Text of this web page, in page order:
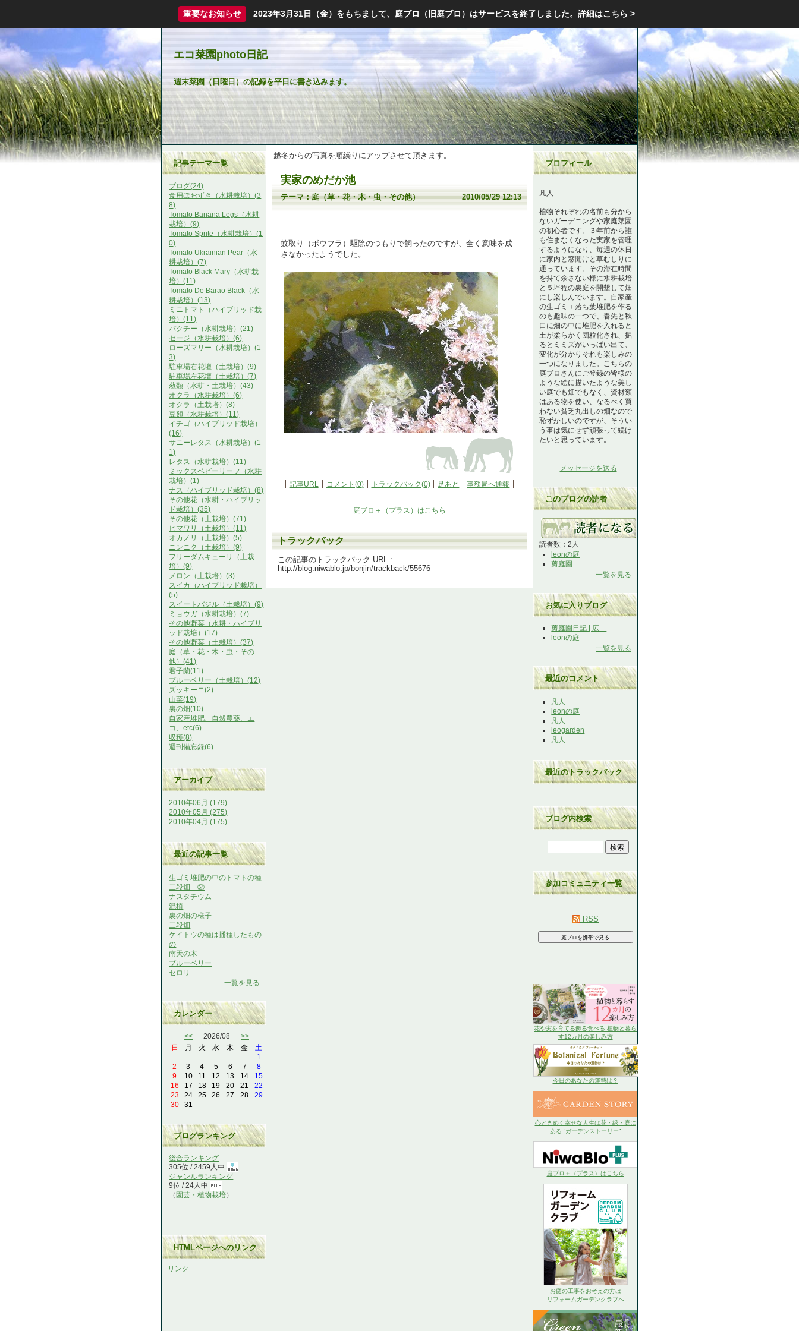
重要なお知らせ 2023年3月31日（金）をもちまして、庭ブロ（旧庭ブロ）はサービスを終了しました。 詳細はこちら >
エコ菜園photo日記
週末菜園（日曜日）の記録を平日に書き込みます。
越冬からの写真を順繰りにアップさせて頂きます。
実家のめだか池
テーマ：庭（草・花・木・虫・その他） 2010/05/29 12:13
蚊取り（ボウフラ）駆除のつもりで飼ったのですが、全く意味を成
さなかったようでした。
記事URL コメント(0) トラックバック(0) 足あと 事務局へ通報
庭ブロ＋（プラス）はこちら
トラックバック
この記事のトラックバック URL :
http://blog.niwablo.jp/bonjin/trackback/55676
記事テーマ一覧
ブログ(24)
食用ほおずき（水耕栽培）(3
8)
Tomato Banana Legs（水耕
栽培）(9)
Tomato Sprite（水耕栽培）(1
0)
Tomato Ukrainian Pear（水
耕栽培）(7)
Tomato Black Mary（水耕栽
培）(11)
Tomato De Barao Black（水
耕栽培）(13)
ミニトマト（ハイブリッド栽
培）(11)
パクチー（水耕栽培）(21)
セージ（水耕栽培）(6)
ローズマリー（水耕栽培）(1
3)
駐車場右花壇（土栽培）(9)
駐車場左花壇（土栽培）(7)
葱類（水耕・土栽培）(43)
オクラ（水耕栽培）(6)
オクラ（土栽培）(8)
豆類（水耕栽培）(11)
イチゴ（ハイブリッド栽培）
(16)
サニーレタス（水耕栽培）(1
1)
レタス（水耕栽培）(11)
ミックスベビーリーフ（水耕
栽培）(1)
ナス（ハイブリッド栽培）(8)
その他花（水耕・ハイブリッ
ド栽培）(35)
その他花（土栽培）(71)
ヒマワリ（土栽培）(11)
オカノリ（土栽培）(5)
ニンニク（土栽培）(9)
フリーダムキューリ（土栽
培）(9)
メロン（土栽培）(3)
スイカ（ハイブリッド栽培）
(5)
スイートバジル（土栽培）(9)
ミョウガ（水耕栽培）(7)
その他野菜（水耕・ハイブリ
ッド栽培）(17)
その他野菜（土栽培）(37)
庭（草・花・木・虫・その
他）(41)
君子蘭(11)
ブルーベリー（土栽培）(12)
ズッキーニ(2)
山菜(19)
裏の畑(10)
自家産堆肥、自然農薬、エ
コ、etc(6)
収穫(8)
週刊備忘録(6)
アーカイブ
2010年06月 (179)
2010年05月 (275)
2010年04月 (175)
最近の記事一覧
生ゴミ堆肥の中のトマトの種
二段畑 ②
ナスタチウム
混植
裏の畑の様子
二段畑
ケイトウの種は播種したもの
の
南天の木
ブルーベリー
セロリ
一覧を見る
カレンダー
<< 2026/08 >>
日
月 火 水 木 金
土
1
2
3 4 5 6 7
8
9
10 11 12 13 14
15
16
17 18 19 20 21
22
23
24 25 26 27 28
29
30
31
ブログランキング
総合ランキング
305位 / 2459人中
ジャンルランキング
9位 / 24人中
（ 園芸・植物栽培）
HTMLページへのリンク
リンク
プロフィール
凡人
植物それぞれの名前も分から
ないガーデニングや家庭菜園
の初心者です。３年前から誰
も住まなくなった実家を管理
するようになり、毎週の休日
に家内と窓開けと草むしりに
通っています。その滞在時間
を持て余さない様に水耕栽培
と５坪程の裏庭を開墾して畑
にし楽しんでいます。自家産
の生ゴミ＋落ち葉堆肥を作る
のも趣味の一つで、春先と秋
口に畑の中に堆肥を入れると
土が柔らかく団粒化され、掘
るとミミズがいっぱい出て、
変化が分かりそれも楽しみの
一つになりました。こちらの
庭ブロさんにご登録の皆様の
ような絵に描いたような美し
い庭でも畑でもなく、資材類
はある物を使い、なるべく買
わない貧乏丸出しの畑なので
恥ずかしいのですが、そうい
う事は気にせず頑張って続け
たいと思っています。
メッセージを送る
このブログの読者
読者数：2人
leonの庭
剪庭園
一覧を見る
お気に入りブログ
剪庭園日記 | 広…
leonの庭
一覧を見る
最近のコメント
凡人
leonの庭
凡人
leogarden
凡人
最近のトラックバック
ブログ内検索
参加コミュニティ一覧
RSS
花や実を育てる飾る食べる 植物と暮ら
す12カ月の楽しみ方
今日のあなたの運勢は？
心ときめく幸せな人生は花・緑・庭に
ある “ガーデンストーリー”
庭ブロ＋（プラス）はこちら
お庭の工事をお考えの方は
リフォームガーデンクラブへ